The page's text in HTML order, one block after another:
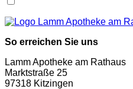
So erreichen Sie uns
Lamm Apotheke am Rathaus
Marktstraße 25
97318 Kitzingen